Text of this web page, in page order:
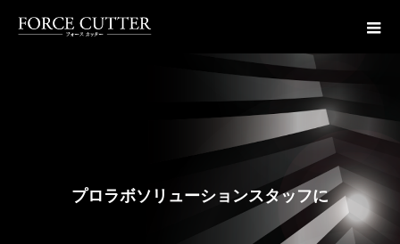
ロラ ボ ソリ ュ ョ ス タ ッ フに よ
る
フ